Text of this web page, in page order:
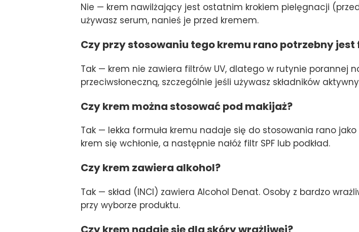
Nie — krem nawilżający jest ostatnim krokiem pielęgnacji
używasz serum, nanieś je przed kremem.
Czy przy stosowaniu tego kremu rano potrzebny jest
Tak — krem nie zawiera filtrów UV, dlatego w rutynie porannej
przeciwsłoneczną, szczególnie jeśli używasz składników
Czy krem można stosować pod makijaż?
Tak — lekka formuła kremu nadaje się do stosowania rano
krem się wchłonie, a następnie nałóż filtr SPF lub podkład.
Czy krem zawiera alkohol?
Tak — skład (INCI) zawiera Alcohol Denat. Osoby z bardzo
przy wyborze produktu.